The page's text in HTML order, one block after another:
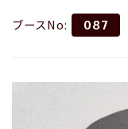
ブースNo: 087